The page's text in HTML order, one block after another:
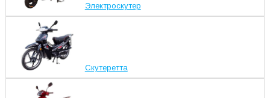
Электроскутер
Скутеретта